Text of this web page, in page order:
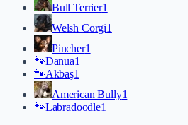
Bull Terrier1
Welsh Corgi1
Pincher1
🐾Danua1
🐾Akbaş1
American Bully1
🐾Labradoodle1